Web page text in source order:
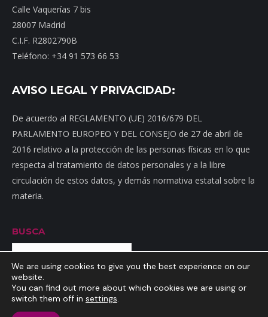
Calle Vaquerías 7 bis
28007 Madrid
C.I.F. R2802790B
Teléfono: +34 91 573 66 53
AVISO LEGAL Y PRIVACIDAD:
De acuerdo al REGLAMENTO (UE) 2016/679 DEL
PARLAMENTO EUROPEO Y DEL CONSEJO de 27 de abril de
2016 relativo a la protección de las personas físicas en lo que
respecta al tratamiento de datos personales y a la libre
circulación de estos datos, y demás normativa estatal sobre la
materia.
BUSCA
Buscar
We are using cookies to give you the best experience on our
website.
You can find out more about which cookies we are using or
switch them off in settings.